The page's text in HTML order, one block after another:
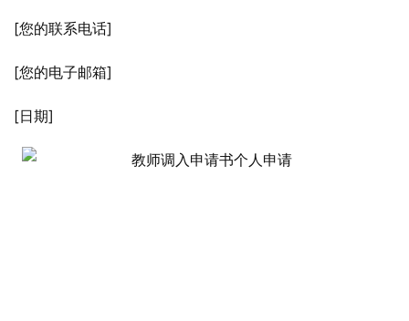
[您的联系电话]
[您的电子邮箱]
[日期]